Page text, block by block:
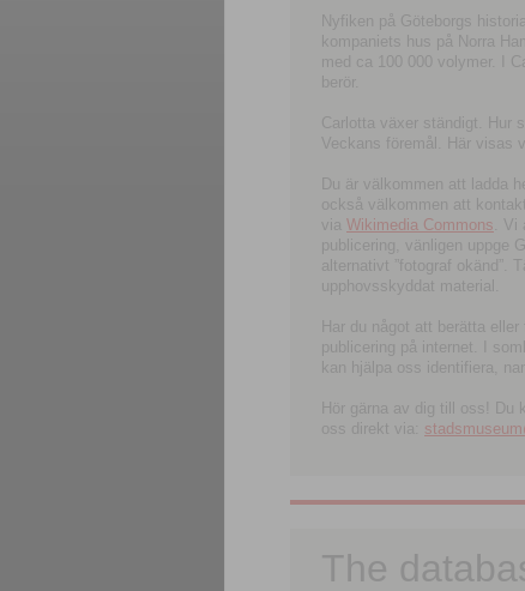
Nyfiken på Göteborgs
kompaniets hus på Norra
med ca 100 000 volymer. I
berör.
Carlotta växer ständigt. Hur
Veckans föremål. Här visas
Du är välkommen att ladda
också välkommen att
via Wikimedia Commons .
publicering, vänligen uppge
alternativt ”fotograf
upphovsskyddat material.
Har du något att berätta
publicering på internet. I
kan hjälpa oss identifiera,
Hör gärna av dig till oss! Du
oss direkt via:
The